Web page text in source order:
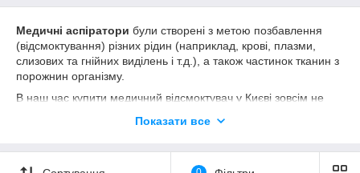
Медичні аспіратори були створені з метою позбавлення
(відсмоктування) різних рідин (наприклад, крові, плазми,
слизових та гнійних виділень і т.д.), а також частинок тканин з
порожнин організму.
В наш час купити медичний відсмоктувач у Києві зовсім не
медичну продукцію високої якості. Наші співробітники
Показати все